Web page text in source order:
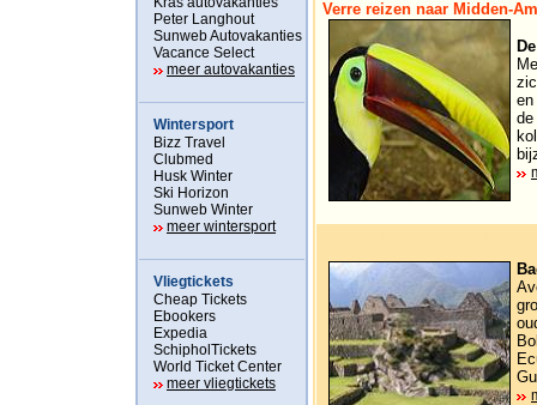
Peter Langhout
Sunweb Autovakanties
Vacance Select
meer autovakanties
Wintersport
Bizz Travel
Clubmed
Husk Winter
Ski Horizon
Sunweb Winter
meer wintersport
Vliegtickets
Cheap Tickets
Ebookers
Expedia
SchipholTickets
World Ticket Center
meer vliegtickets
Verre reizen naar Midden-
en